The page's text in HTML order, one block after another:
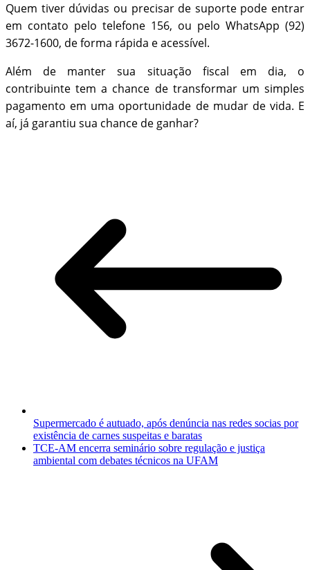
Quem tiver dúvidas ou precisar de suporte pode entrar
em contato pelo telefone 156, ou pelo WhatsApp (92)
3672-1600, de forma rápida e acessível.
Além de manter sua situação fiscal em dia, o
contribuinte tem a chance de transformar um simples
pagamento em uma oportunidade de mudar de vida. E
aí, já garantiu sua chance de ganhar?
Supermercado é autuado, após denúncia nas redes socias por
existência de carnes suspeitas e baratas
TCE-AM encerra seminário sobre regulação e justiça
ambiental com debates técnicos na UFAM